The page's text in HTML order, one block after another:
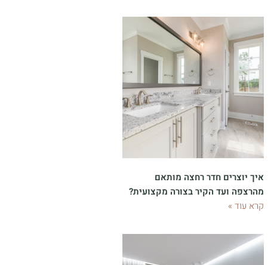
איך יוצרים חדר רחצה מותאם
מהרצפה ועד הקיר בצורה מקצועית?
קרא עוד »